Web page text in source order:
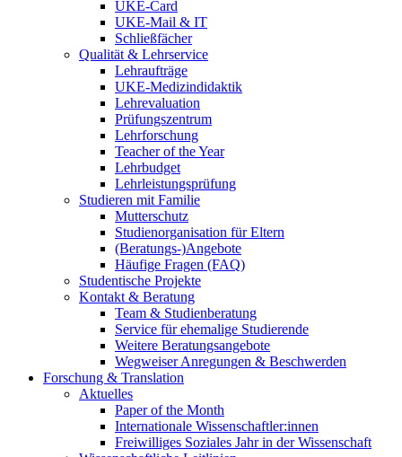
UKE-Card
UKE-Mail & IT
Schließfächer
Qualität & Lehrservice
Lehraufträge
UKE-Medizindidaktik
Lehrevaluation
Prüfungszentrum
Lehrforschung
Teacher of the Year
Lehrbudget
Lehrleistungsprüfung
Studieren mit Familie
Mutterschutz
Studienorganisation für Eltern
(Beratungs-)Angebote
Häufige Fragen (FAQ)
Studentische Projekte
Kontakt & Beratung
Team & Studienberatung
Service für ehemalige Studierende
Weitere Beratungsangebote
Wegweiser Anregungen & Beschwerden
Forschung & Translation
Aktuelles
Paper of the Month
Internationale Wissenschaftler:innen
Freiwilliges Soziales Jahr in der Wissenschaft